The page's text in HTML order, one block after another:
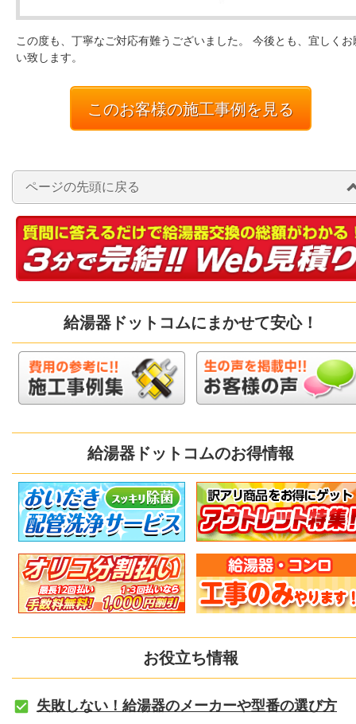
この度も、丁寧なご対応有難うございました。 今後とも、宜しくお
い致します。
このお客様の施工事例を見る
ページの先頭に戻る
給湯器ドットコムにまかせて安心！
給湯器ドットコムのお得情報
お役立ち情報
失敗しない！給湯器のメーカーや型番の選び方